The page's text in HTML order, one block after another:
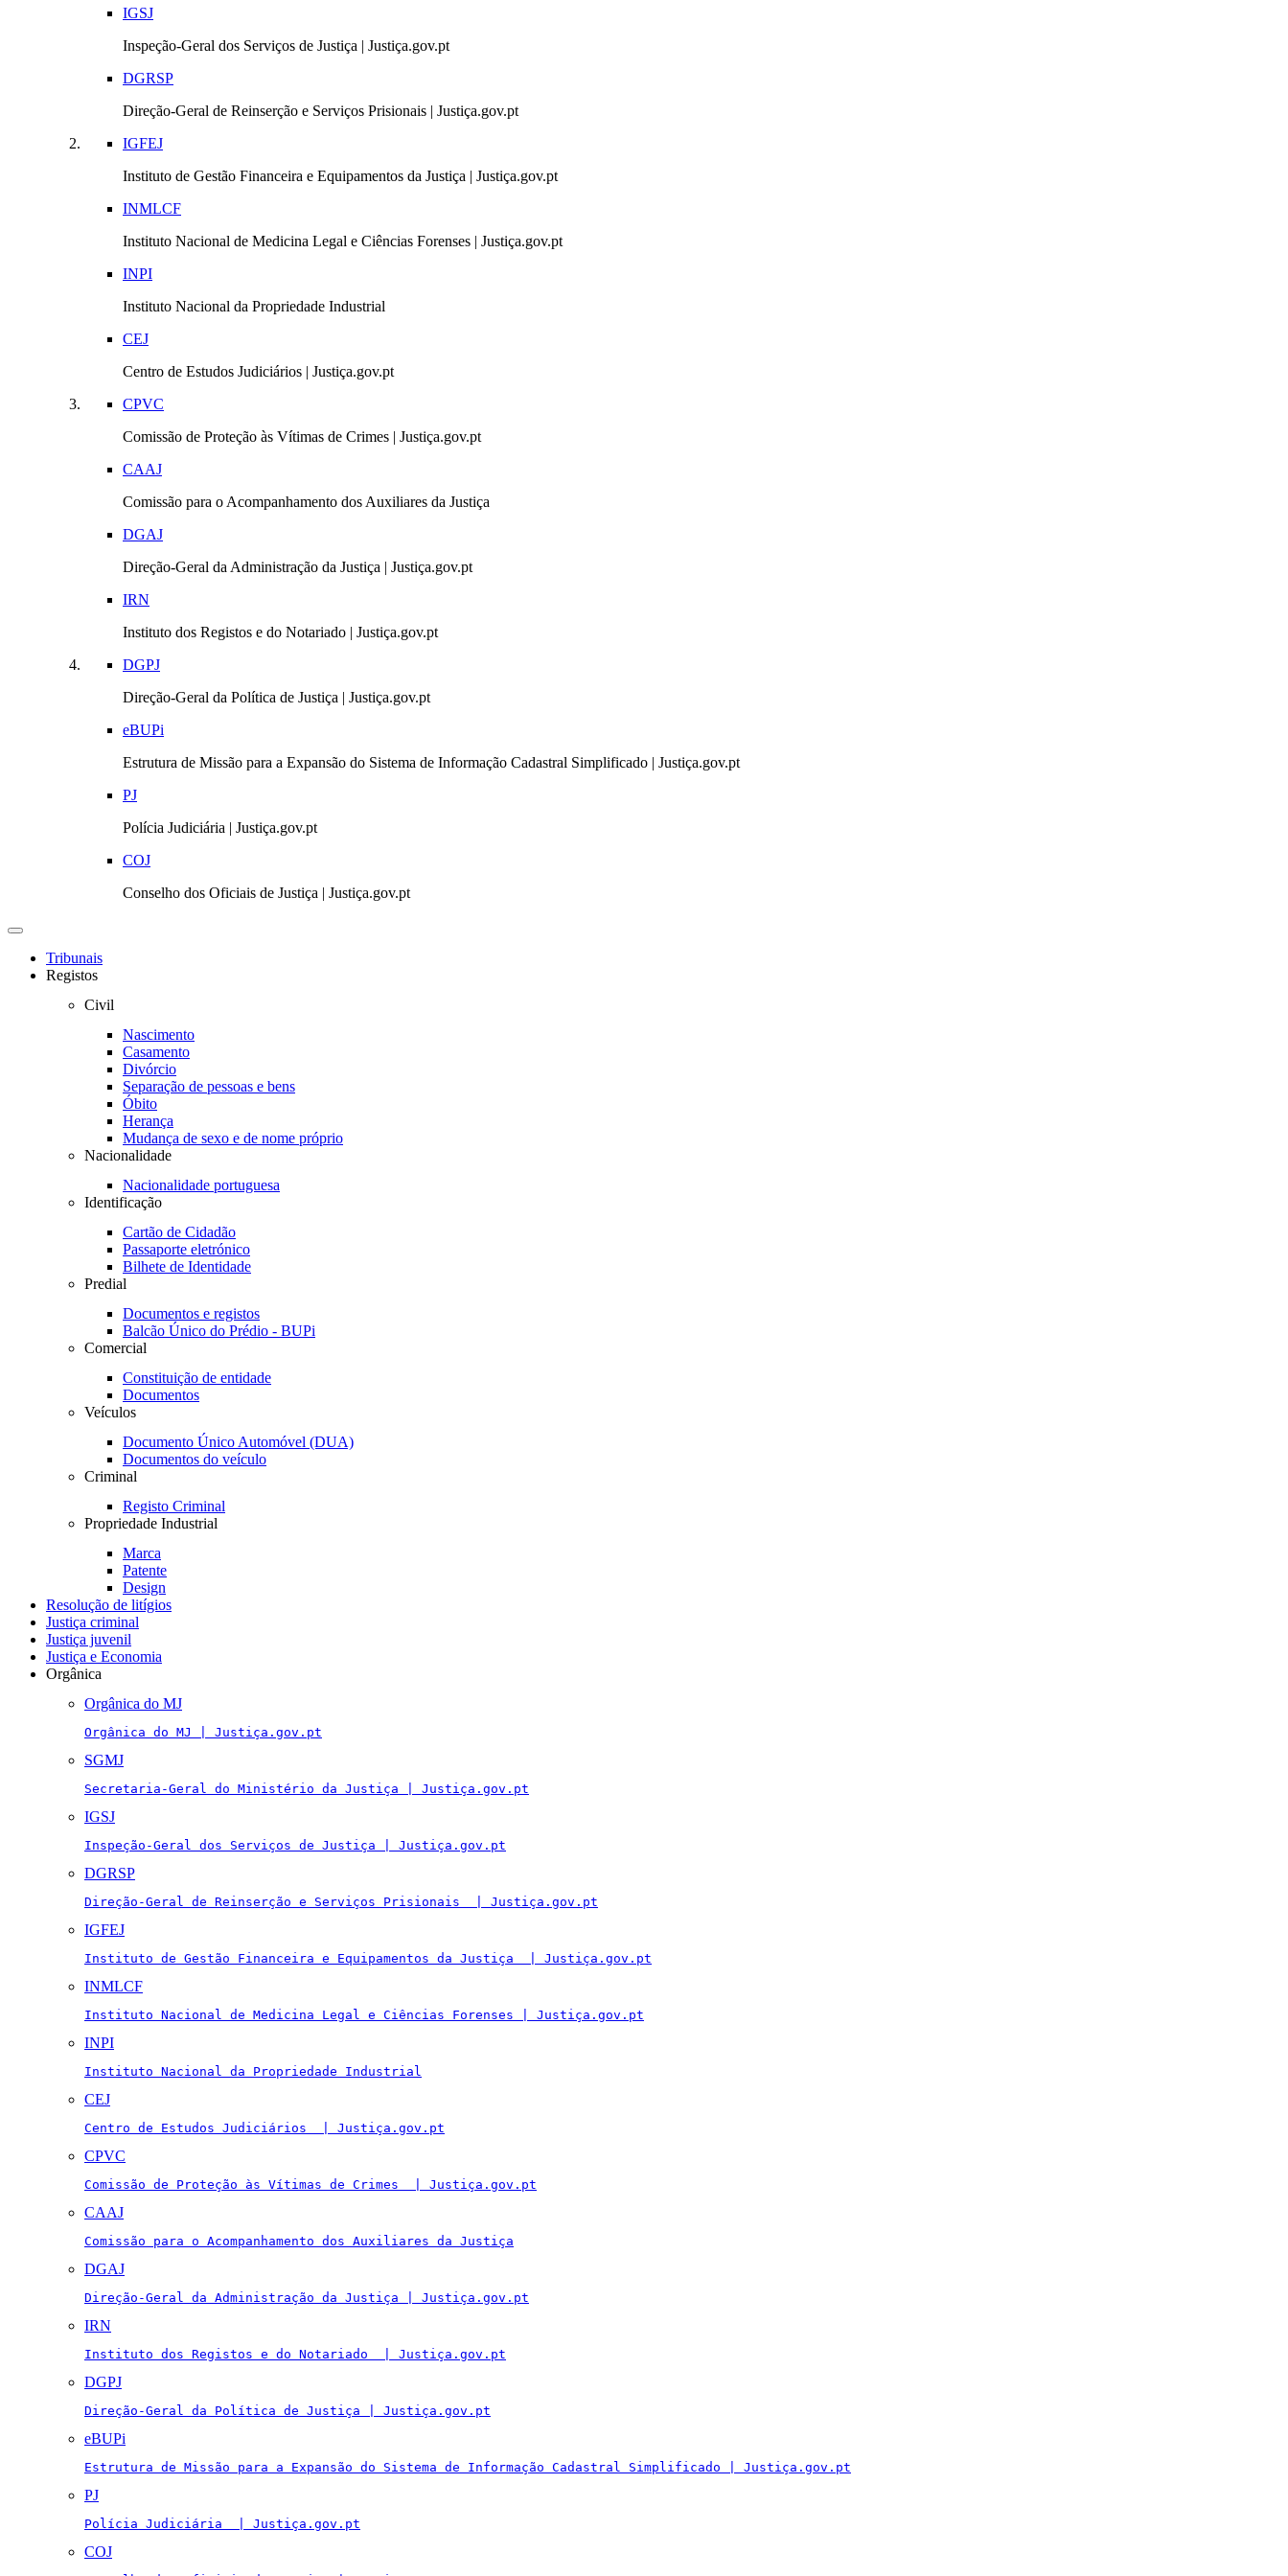
IGSJ
Inspeção-Geral dos Serviços de Justiça | Justiça.gov.pt
DGRSP
Direção-Geral de Reinserção e Serviços Prisionais | Justiça.gov.pt
IGFEJ
Instituto de Gestão Financeira e Equipamentos da Justiça | Justiça.gov.pt
INMLCF
Instituto Nacional de Medicina Legal e Ciências Forenses | Justiça.gov.pt
INPI
Instituto Nacional da Propriedade Industrial
CEJ
Centro de Estudos Judiciários | Justiça.gov.pt
CPVC
Comissão de Proteção às Vítimas de Crimes | Justiça.gov.pt
CAAJ
Comissão para o Acompanhamento dos Auxiliares da Justiça
DGAJ
Direção-Geral da Administração da Justiça | Justiça.gov.pt
IRN
Instituto dos Registos e do Notariado | Justiça.gov.pt
DGPJ
Direção-Geral da Política de Justiça | Justiça.gov.pt
eBUPi
Estrutura de Missão para a Expansão do Sistema de Informação Cadastral Simplificado | Justiça.gov.pt
PJ
Polícia Judiciária | Justiça.gov.pt
COJ
Conselho dos Oficiais de Justiça | Justiça.gov.pt
Toggle
navigationTribunais
Registos
Civil
Nascimento
Casamento
Divórcio
Separação de pessoas e bens
Óbito
Herança
Mudança de sexo e de nome próprio
Nacionalidade
Nacionalidade portuguesa
Identificação
Cartão de Cidadão
Passaporte eletrónico
Bilhete de Identidade
Predial
Documentos e registos
Balcão Único do Prédio - BUPi
Comercial
Constituição de entidade
Documentos
Veículos
Documento Único Automóvel (DUA)
Documentos do veículo
Criminal
Registo Criminal
Propriedade Industrial
Marca
Patente
Design
Resolução de litígios
Justiça criminal
Justiça juvenil
Justiça e Economia
Orgânica
Orgânica do MJ
Orgânica do MJ | Justiça.gov.pt
SGMJ
Secretaria-Geral do Ministério da Justiça | Justiça.gov.pt
IGSJ
Inspeção-Geral dos Serviços de Justiça | Justiça.gov.pt
DGRSP
Direção-Geral de Reinserção e Serviços Prisionais  | Justiça.gov.pt
IGFEJ
Instituto de Gestão Financeira e Equipamentos da Justiça  | Justiça.gov.pt
INMLCF
Instituto Nacional de Medicina Legal e Ciências Forenses | Justiça.gov.pt
INPI
Instituto Nacional da Propriedade Industrial
CEJ
Centro de Estudos Judiciários  | Justiça.gov.pt
CPVC
Comissão de Proteção às Vítimas de Crimes  | Justiça.gov.pt
CAAJ
Comissão para o Acompanhamento dos Auxiliares da Justiça
DGAJ
Direção-Geral da Administração da Justiça | Justiça.gov.pt
IRN
Instituto dos Registos e do Notariado  | Justiça.gov.pt
DGPJ
Direção-Geral da Política de Justiça | Justiça.gov.pt
eBUPi
Estrutura de Missão para a Expansão do Sistema de Informação Cadastral Simplificado | Justiça.gov.pt
PJ
Polícia Judiciária  | Justiça.gov.pt
COJ